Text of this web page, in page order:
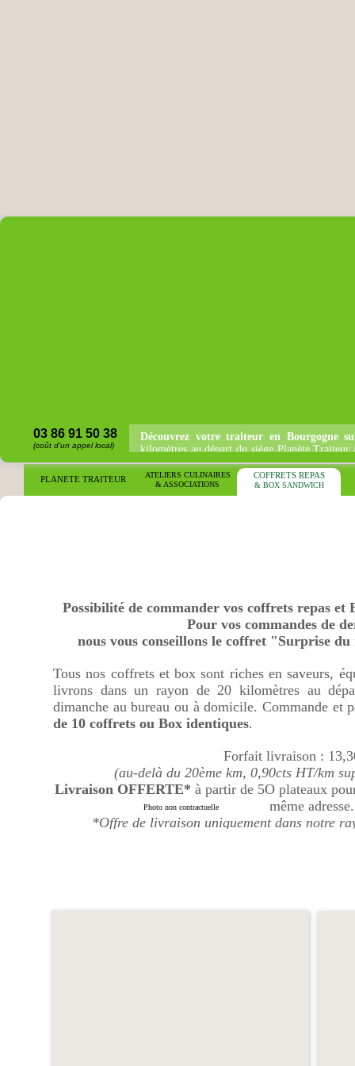
Photo non contractuelle
COFFRETS REPAS
& BOX SANDWICH
Possibilité de commander vos coffrets repas et
Pour vos commandes de
nous vous conseillons le coffret "Surprise
Tous nos coffrets et box sont riches en saveurs,
livrons dans un rayon de 20 kilomètres au
dimanche au bureau ou à domicile. Commande et
de 10 coffrets ou Box identiques.
Forfait livraison :
(au-delà du 20ème km, 0,90cts HT/km
Livraison OFFERTE* à partir de 5O plateaux
même
*Offre de livraison uniquement dans notre
03 86 91 50 38
(coût d'un appel local)
Découvrez votre traiteur en Bourgogne
kilomètres au départ du siège Planète
bureau ou à domicile.
COFFRETS REPAS
& BOX SANDWICH
ATELIERS CULINAIRES
& ASSOCIATIONS
PLANETE TRAITEUR